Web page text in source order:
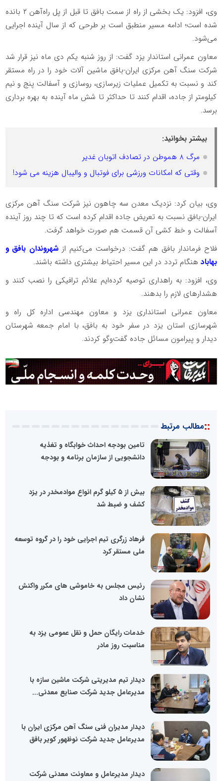
وی، افزود: یک بخشی از راه از سمت بافق تا قبل از پل راه‌آهن ۲ بانده
شده است؛ ادامه مسیر منطبق است بر طرحی که از سال آینده اجرایی
می‌شود.
معاون عمرانی استاندار یزد گفت‌: از روز شنبه یکم دی ماه نیز قرار شد
شرکت سنگ آهن مرکزی ایران-بافق ماشین آلات خود را در راه مستقر
کند و نسبت به تکمیل عملیات زیرسازی، روسازی و آسفالت پنج و نیم
کیلومتر از جاده، اقدام کنند تا حداکثر تا شش ماه آینده به بهره برداری
برسد.
بیشتر بخوانید:
مرگ 8 هموطن در تصادف اتوبان غدیر
وقتی که امکانات ورزشی برای فوتبال و والیبال هزینه می شود!
وی، بیان کرد‌: نزدیک معدن سه چاهون نیز شرکت سنگ آهن مرکزی
ایران-بافق نسبت به تعریض جاده اقدام کرده است که تا چند روز آینده
آسفالت و خط کشی آن قسمت هم صورت خواهد گرفت.
فلاح فرماندار بافق هم گفت: درخواست می‌کنیم از شهروندان بافق و
بهاباد هنگام تردد در این مسیر احتیاط بیشتری داشته باشند.
وی، افزود: به راهداری توصیه کرده‌ایم علائم ترافیکی را نصب کنند و
هشدار‌های لازم را بدهند.
معاون عمرانی استانداری یزد و معاون مهندسی اداره کل راه و
شهرسازی استان یزد در سفر خود به بافق، با امام جمعه شهرستان
دیدار و پیرامون مسائل جاده گفت‌و‌گو کردند.
::مطالب مرتبط
تامین بودجه احداث خوابگاه‌ و تغذیه
دانشجویی از سازمان برنامه و بودجه
بیش از ۵ کیلو گرم انواع موادمخدر در یزد
کشف و ضبط شد
فرهاد زرگری تیم اجرایی خود را در گروه توسعه
ملی مستقر کرد
رئیس مجلس به خاموشی های مکرر واکنش
نشان داد
خدمات رایگان حمل و نقل عمومی یزد به
مناسبت روز مادر
دیدار تیم مدیریتی شرکت ماشین سازه با
مدیرعامل جدید شرکت صنایع معدنی...
دیدار مدیران فنی سنگ آهن مرکزی ایران با
مدیرعامل جدید شرکت نوظهور کویر بافق
دیدار مدیرعامل و معاونت معدنی شرکت